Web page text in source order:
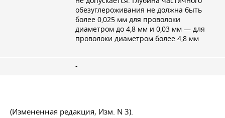
обезуглероживания не должна быть
более 0,025 мм для проволоки
диаметром до 4,8 мм и 0,03 мм — для
проволоки диаметром более 4,8 мм
-
(Измененная редакция, Изм. N 3).